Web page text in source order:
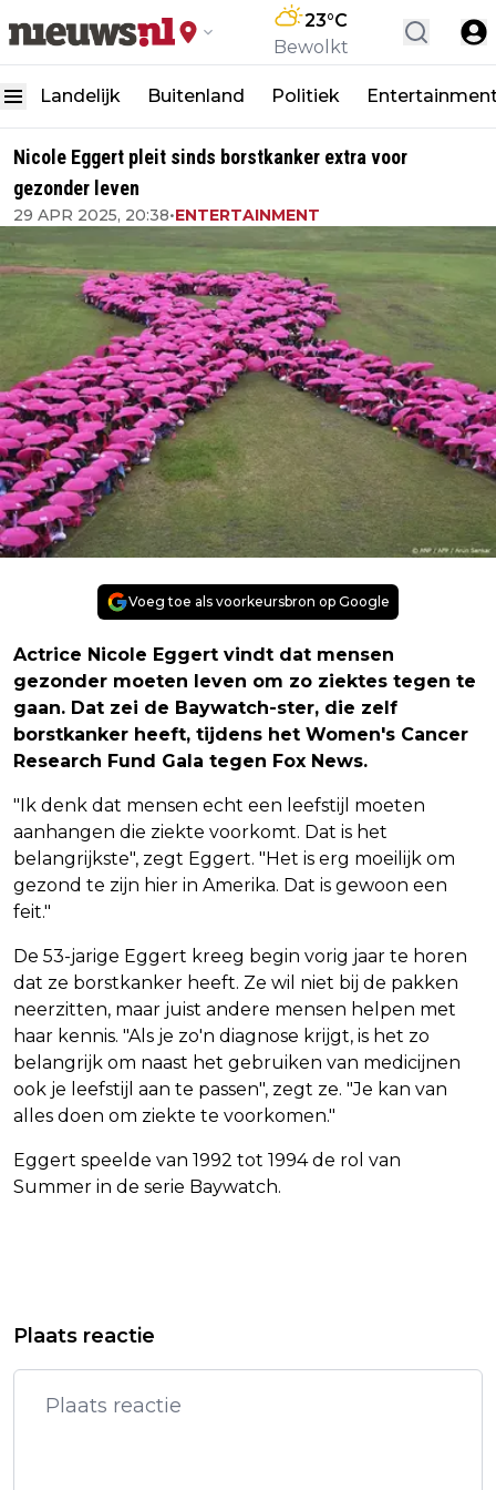
23°C
Bewolkt
Landelijk Buitenland Politiek
Nicole Eggert pleit sinds borstkanker extra voor
gezonder leven
29 APR 2025, 20:38•ENTERTAINMENT
Voeg toe als voorkeursbron op Google
Actrice Nicole Eggert vindt dat mensen
gezonder moeten leven om zo ziektes tegen te
gaan. Dat zei de Baywatch-ster, die zelf
borstkanker heeft, tijdens het Women's Cancer
Research Fund Gala tegen Fox News.
"Ik denk dat mensen echt een leefstijl moeten
aanhangen die ziekte voorkomt. Dat is het
belangrijkste", zegt Eggert. "Het is erg moeilijk om
gezond te zijn hier in Amerika. Dat is gewoon een
feit."
De 53-jarige Eggert kreeg begin vorig jaar te horen
dat ze borstkanker heeft. Ze wil niet bij de pakken
neerzitten, maar juist andere mensen helpen met
haar kennis. "Als je zo'n diagnose krijgt, is het zo
belangrijk om naast het gebruiken van medicijnen
ook je leefstijl aan te passen", zegt ze. "Je kan van
alles doen om ziekte te voorkomen."
Eggert speelde van 1992 tot 1994 de rol van
Summer in de serie Baywatch.
NA VEEL BEDRIJFSRESULTATEN
KONING FILIP VINDT JOURNALISTEN
'BELANGRIJKER DAN OOIT'
Plaats reactie